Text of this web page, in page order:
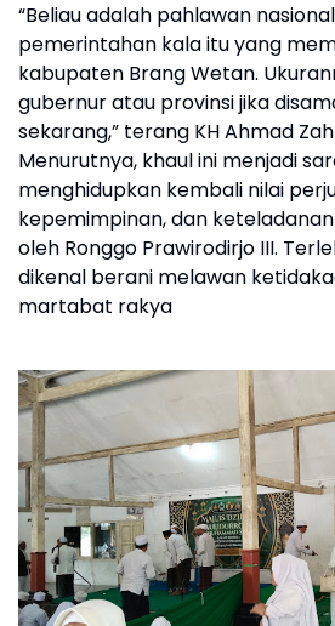
“Beliau adalah pahlawan
pemerintahan kala itu yang
kabupaten Brang Wetan.
gubernur atau provinsi jika
sekarang,” terang KH Ahmad
Menurutnya, khaul ini menjadi
menghidupkan kembali nilai
kepemimpinan, dan
oleh Ronggo Prawirodirjo III.
dikenal berani melawan
martabat rakya